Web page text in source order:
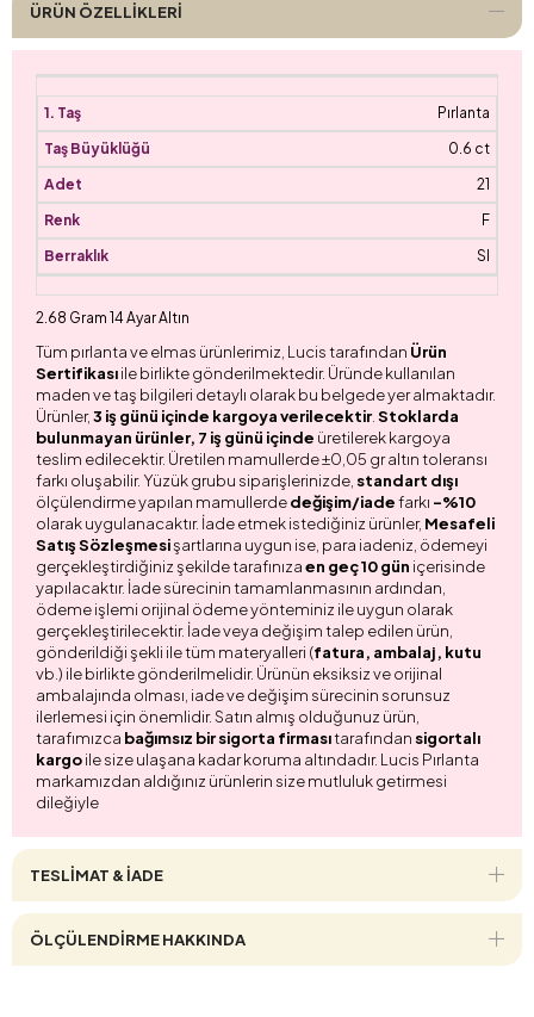
ÜRÜN ÖZELLIKLERI
Pırlanta
0.6 ct
21
F
SI
2.68 Gram 14 Ayar Altın
Tüm pırlanta ve elmas ürünlerimiz, Lucis tarafından Ürün
Sertifikasıile birlikte gönderilmektedir. Üründe kullanılan
maden ve taş bilgileri detaylı olarak bu belgede yer almaktadır.
Ürünler,3 iş günü içinde kargoya verilecektir. Stoklarda
bulunmayan ürünler, 7 iş günü içinde üretilerek kargoya
teslim edilecektir. Üretilen mamullerde ±0,05 gr altın toleransı
farkı oluşabilir. Yüzük grubu siparişlerinizde, standart dışı
ölçülendirme yapılan mamullerdedeğişim/iadefarkı -%10
olarak uygulanacaktır. İade etmek istediğiniz ürünler, Mesafeli
Satış Sözleşmesişartlarına uygun ise, para iadeniz, ödemeyi
gerçekleştirdiğiniz şekilde tarafınızaen geç 10 gün içerisinde
yapılacaktır. İade sürecinin tamamlanmasının ardından,
ödeme işlemi orijinal ödeme yönteminiz ile uygun olarak
gerçekleştirilecektir. İade veya değişim talep edilen ürün,
gönderildiği şekli ile tüm materyalleri (fatura, ambalaj, kutu
vb.) ile birlikte gönderilmelidir. Ürünün eksiksiz ve orijinal
ambalajında olması, iade ve değişim sürecinin sorunsuz
ilerlemesi için önemlidir. Satın almış olduğunuz ürün,
tarafımızca bağımsız bir sigorta firmasıtarafından sigortalı
kargoile size ulaşana kadar koruma altındadır. Lucis Pırlanta
markamızdan aldığınız ürünlerin size mutluluk getirmesi
dileğiyle
TESLİMAT & İADE
ÖLÇÜLENDİRME HAKKINDA